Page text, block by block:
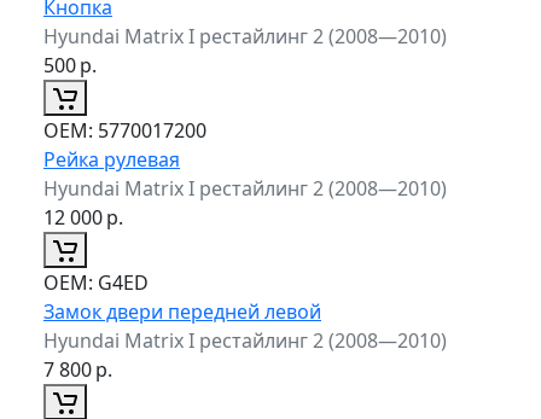
Кнопка
Hyundai Matrix I рестайлинг 2 (2008—2010)
500р.
ОЕМ: 5770017200
Рейка рулевая
Hyundai Matrix I рестайлинг 2 (2008—2010)
12 000р.
ОЕМ: G4ED
Замок двери передней левой
Hyundai Matrix I рестайлинг 2 (2008—2010)
7 800р.